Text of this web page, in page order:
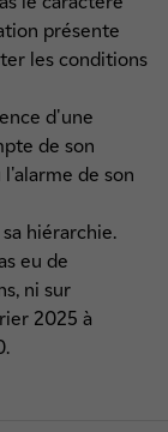
présente
les conditions
d'une
de son
de son
hiérarchie.
eu de
ni sur
2025 à